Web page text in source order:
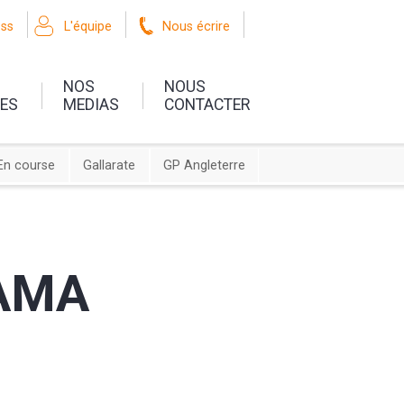
L'équipe Nous écrire
NOS
MEDIAS
NOUS
CONTACTER
course Gallarate GP Angleterre